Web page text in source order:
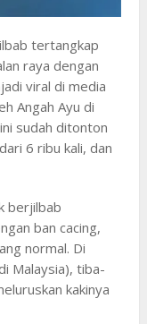
tertangkap
raya dengan
viral di media
Angah Ayu di
sudah ditonton
6 ribu kali, dan
berjilbab
ban cacing,
normal. Di
Malaysia), tiba-
kakinya